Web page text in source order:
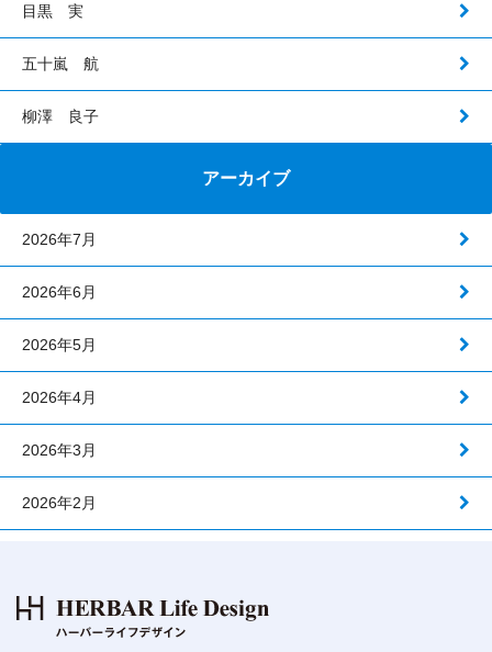
目黒 実
五十嵐 航
柳澤 良子
アーカイブ
2026年7月
2026年6月
2026年5月
2026年4月
2026年3月
2026年2月